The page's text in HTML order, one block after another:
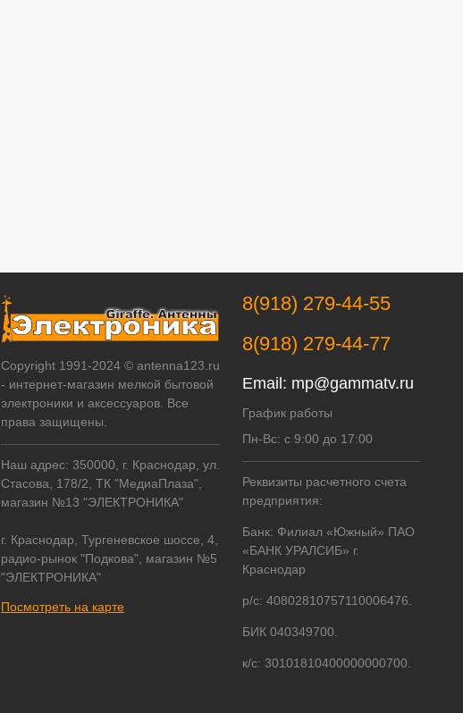
Copyright 1991-2024 © antenna123.ru
- интернет-магазин мелкой бытовой
электроники и аксессуаров. Все
права защищены.
Наш адрес: 350000, г. Краснодар, ул.
Стасова, 178/2, ТК "МедиаПлаза",
магазин №13 "ЭЛЕКТРОНИКА"
г. Краснодар, Тургеневское шоссе, 4,
радио-рынок "Подкова", магазин №5
"ЭЛЕКТРОНИКА"
Посмотреть на карте
8(918) 279-44-55
8(918) 279-44-77
Email: mp@gammatv.ru
График работы
Пн-Вс: с 9:00 до 17:00
Реквизиты расчетного счета
предприятия:
Банк: Филиал «Южный» ПАО
«БАНК УРАЛСИБ» г.
Краснодар
р/с: 40802810757110006476.
БИК 040349700.
к/с: 30101810400000000700.